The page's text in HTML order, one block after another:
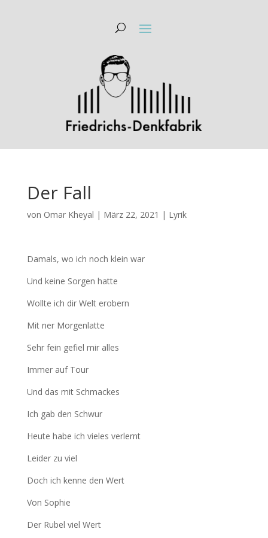
Der Fall
von Omar Kheyal | März 22, 2021 | Lyrik
Damals, wo ich noch klein war
Und keine Sorgen hatte
Wollte ich dir Welt erobern
Mit ner Morgenlatte
Sehr fein gefiel mir alles
Immer auf Tour
Und das mit Schmackes
Ich gab den Schwur
Heute habe ich vieles verlernt
Leider zu viel
Doch ich kenne den Wert
Von Sophie
Der Rubel viel Wert